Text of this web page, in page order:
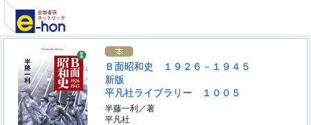
Ｂ面昭和史 １９２６－１９４５
新版
平凡社ライブラリー １００５
半藤一利／著
平凡社